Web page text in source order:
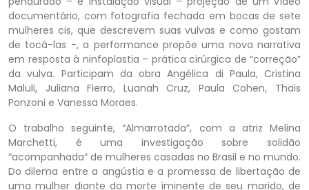
documentário, com fotografia fechada em bocas de sete
mulheres cis, que descrevem suas vulvas e como gostam
de tocá-las -, a performance propõe uma nova narrativa
em resposta à ninfoplastia – prática cirúrgica de “correção”
da vulva. Participam da obra Angélica di Paula, Cristina
Maluli, Juliana Fierro, Luanah Cruz, Paula Cohen, Thais
Ponzoni e Vanessa Moraes.
O trabalho seguinte, “Almarrotada”, com a atriz Melina
Marchetti, é uma investigação sobre solidão
“acompanhada” de mulheres casadas no Brasil e no mundo.
Do dilema entre a angústia e a promessa de libertação de
uma mulher diante da morte iminente de seu marido, de